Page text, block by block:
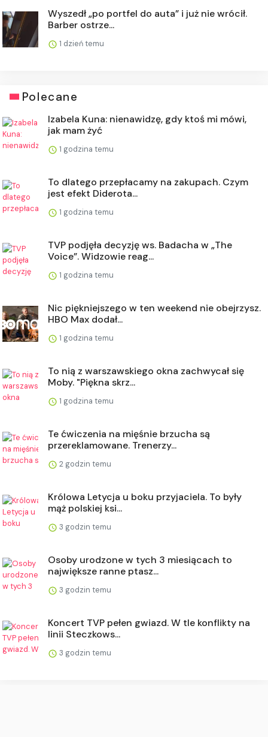
Wyszedł „po portfel do auta” i już nie wrócił.
Barber ostrze...
1 dzień temu
Polecane
Izabela Kuna: nienawidzę, gdy ktoś mi mówi,
jak mam żyć
1 godzina temu
To dlatego przepłacamy na zakupach. Czym
jest efekt Diderota...
1 godzina temu
TVP podjęła decyzję ws. Badacha w „The
Voice”. Widzowie reag...
1 godzina temu
Nic piękniejszego w ten weekend nie obejrzysz.
HBO Max dodał...
1 godzina temu
To nią z warszawskiego okna zachwycał się
Moby. "Piękna skrz...
1 godzina temu
Te ćwiczenia na mięśnie brzucha są
przereklamowane. Trenerzy...
2 godzin temu
Królowa Letycja u boku przyjaciela. To były
mąż polskiej ksi...
3 godzin temu
Osoby urodzone w tych 3 miesiącach to
największe ranne ptasz...
3 godzin temu
Koncert TVP pełen gwiazd. W tle konflikty na
linii Steczkows...
3 godzin temu